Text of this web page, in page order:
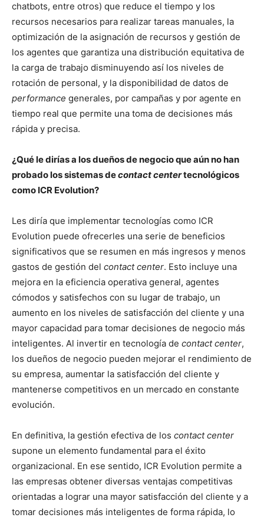
chatbots, entre otros) que reduce el tiempo y los
recursos necesarios para realizar tareas manuales, la
optimización de la asignación de recursos y gestión de
los agentes que garantiza una distribución equitativa de
la carga de trabajo disminuyendo así los niveles de
rotación de personal, y la disponibilidad de datos de
performance generales, por campañas y por agente en
tiempo real que permite una toma de decisiones más
rápida y precisa.
¿Qué le dirías a los dueños de negocio que aún no han
probado los sistemas decontact centertecnológicos
como ICR Evolution?
Les diría que implementar tecnologías como ICR
Evolution puede ofrecerles una serie de beneficios
significativos que se resumen en más ingresos y menos
gastos de gestión del contact center. Esto incluye una
mejora en la eficiencia operativa general, agentes
cómodos y satisfechos con su lugar de trabajo, un
aumento en los niveles de satisfacción del cliente y una
mayor capacidad para tomar decisiones de negocio más
inteligentes. Al invertir en tecnología de contact center,
los dueños de negocio pueden mejorar el rendimiento de
su empresa, aumentar la satisfacción del cliente y
mantenerse competitivos en un mercado en constante
evolución.
En definitiva, la gestión efectiva de los contact center
supone un elemento fundamental para el éxito
organizacional. En ese sentido, ICR Evolution permite a
las empresas obtener diversas ventajas competitivas
orientadas a lograr una mayor satisfacción del cliente y a
tomar decisiones más inteligentes de forma rápida, lo